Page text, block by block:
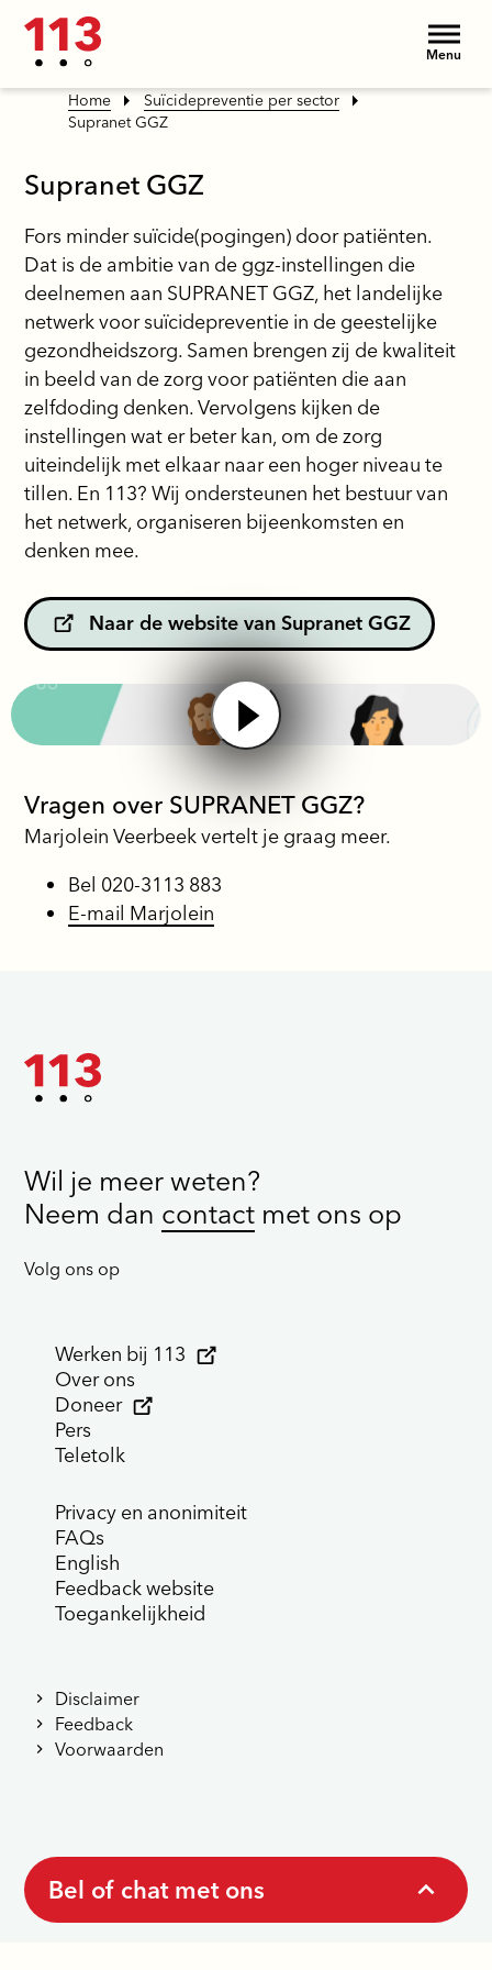
Bel of chat met ons
Menu
Home
Suïcidepreventie per sector
Supranet GGZ
Supranet GGZ
Fors minder suïcide(pogingen) door patiënten.
Dat is de ambitie van de ggz-instellingen die
deelnemen aan SUPRANET GGZ, het landelijke
netwerk voor suïcidepreventie in de geestelijke
gezondheidszorg. Samen brengen zij de kwaliteit
in beeld van de zorg voor patiënten die aan
zelfdoding denken. Vervolgens kijken de
instellingen wat er beter kan, om de zorg
uiteindelijk met elkaar naar een hoger niveau te
tillen. En 113? Wij ondersteunen het bestuur van
het netwerk, organiseren bijeenkomsten en
denken mee.
Naar de website van Supranet GGZ
Vragen over SUPRANET GGZ?
Marjolein Veerbeek vertelt je graag meer.
Bel 020-3113 883
E-mail Marjolein
Wil je meer weten?
Neem dan contact met ons op
Volg ons op
Werken bij 113
Over ons
Doneer
Pers
Teletolk
Privacy en anonimiteit
FAQs
English
Feedback website
Toegankelijkheid
Disclaimer
Feedback
Voorwaarden